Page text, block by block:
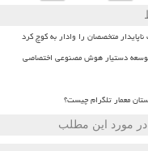
متخصصان را وادار به کوچ کرد
دستیار هوش مصنوعی اختصاصی
معمار تلگرام چیست؟
در مورد این مطلب